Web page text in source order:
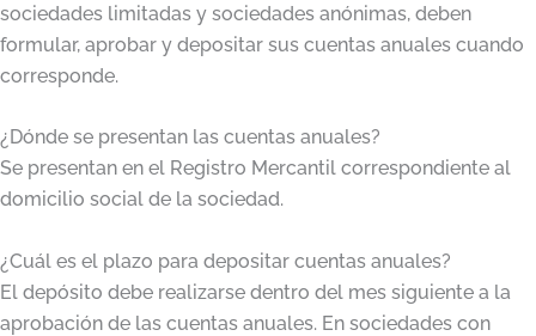
sociedades limitadas y sociedades anónimas, deben
formular, aprobar y depositar sus cuentas anuales cuando
corresponde.
¿Dónde se presentan las cuentas anuales?
Se presentan en el Registro Mercantil correspondiente al
domicilio social de la sociedad.
¿Cuál es el plazo para depositar cuentas anuales?
El depósito debe realizarse dentro del mes siguiente a la
aprobación de las cuentas anuales. En sociedades con